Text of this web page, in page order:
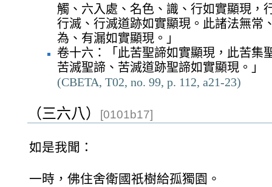
觸、六入處、名色、識、行如實顯現，
行滅、行滅道跡如實顯現。此諸法無常
為、有漏如實顯現。」
卷十六：「此苦聖諦如實顯現，此苦集
苦滅聖諦、苦滅道跡聖諦如實顯現。」
(CBETA, T02, no. 99, p. 112, a21-23)
（三六八） [0101b17]
如是我聞：
一時，佛住舍衛國祇樹給孤獨園。